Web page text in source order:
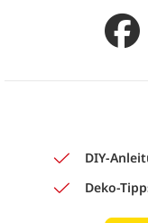
DIY-
Deko-